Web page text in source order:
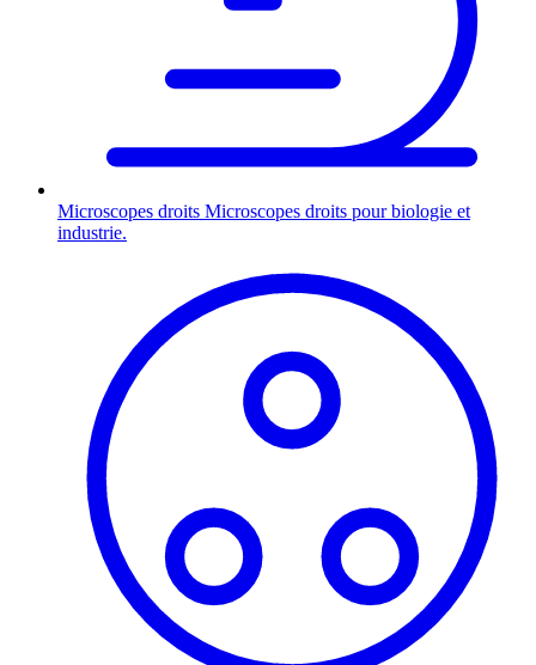
Microscopes droits Microscopes droits pour biologie et
industrie.